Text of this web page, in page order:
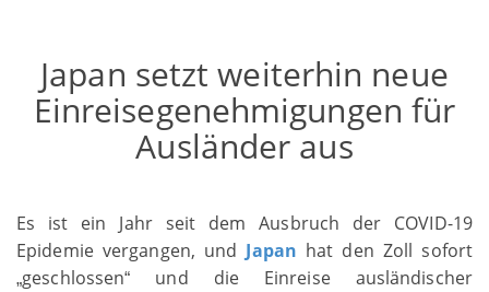
Japan setzt weiterhin neue
Einreisegenehmigungen für
Ausländer aus
Es ist ein Jahr seit dem Ausbruch der COVID-19
Epidemie vergangen, und Japan hat den Zoll sofort
„geschlossen“
und die Einreise ausländischer